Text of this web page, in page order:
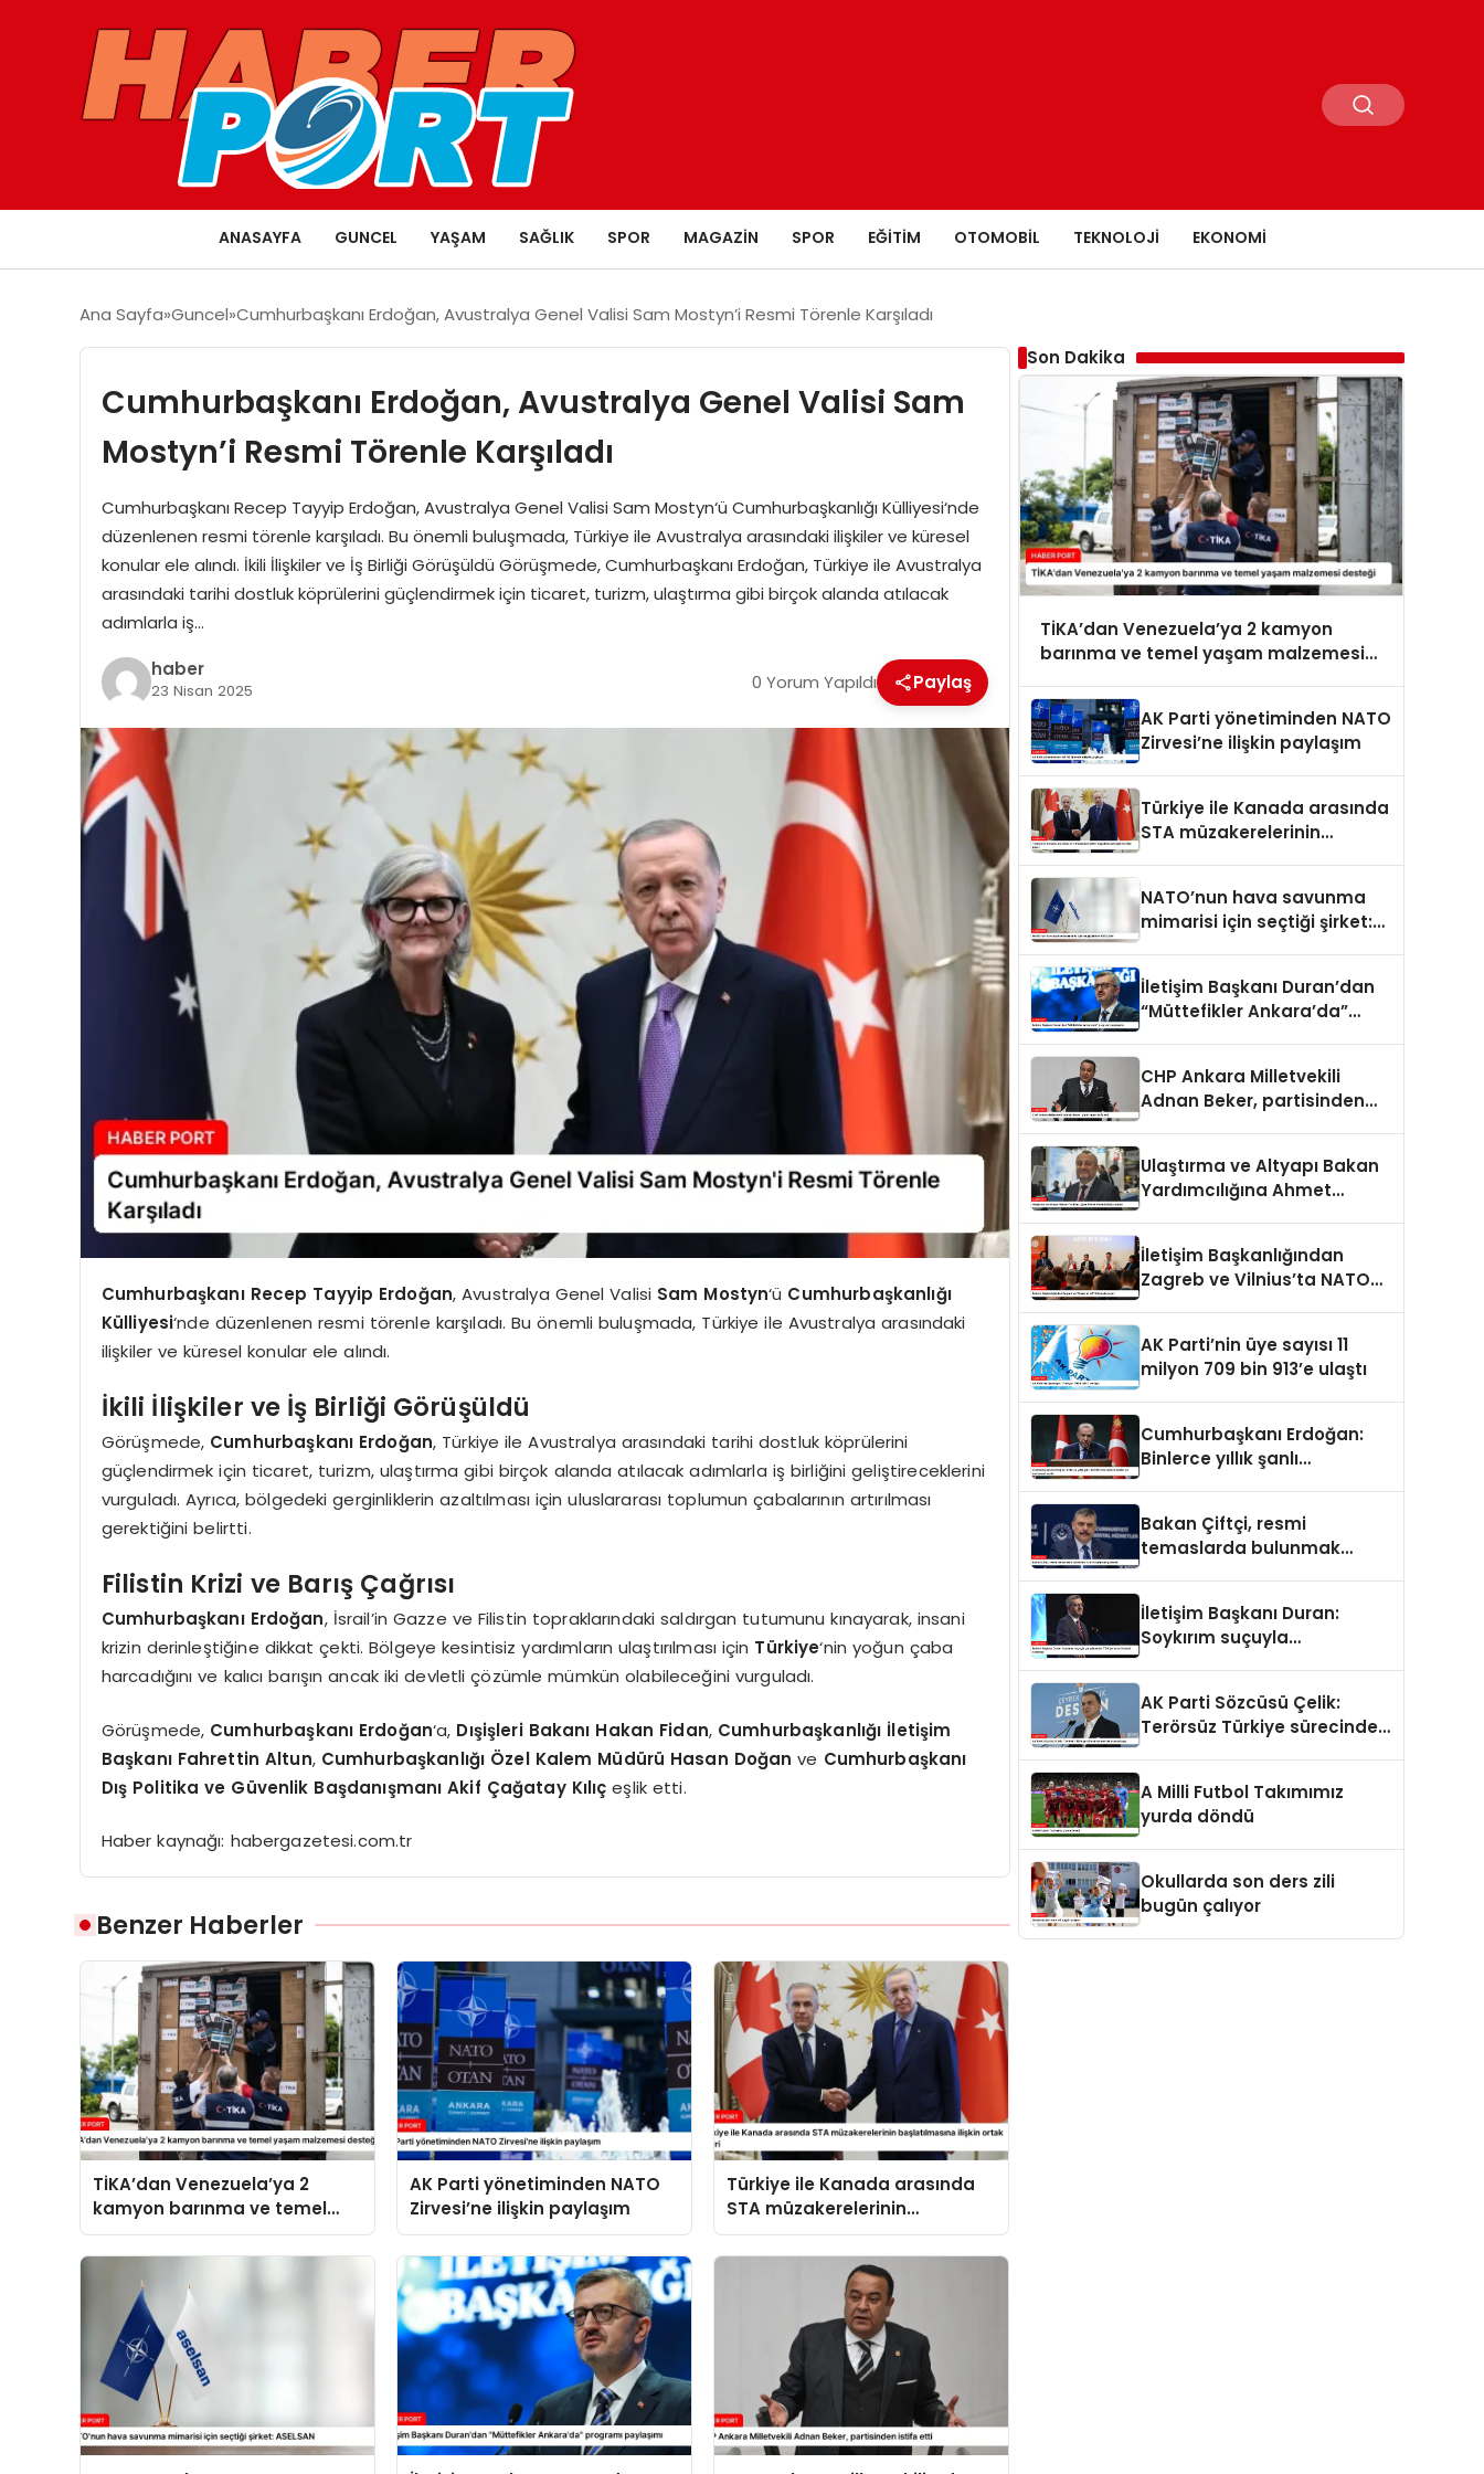
ANASAYFA GUNCEL YAŞAM SAĞLIK SPOR MAGAZIN SPOR EĞITIM OTOMOBIL TEKNOLOJI EKONOMI
Ana Sayfa Guncel Cumhurbaşkanı Erdoğan, Avustralya Genel Valisi Sam Mostyn’i Resmi Törenle Karşıladı
Cumhurbaşkanı Erdoğan, Avustralya Genel Valisi Sam
Mostyn’i Resmi Törenle Karşıladı
Cumhurbaşkanı Recep Tayyip Erdoğan, Avustralya Genel Valisi Sam Mostyn‘ü Cumhurbaşkanlığı Külliyesi‘nde
düzenlenen resmi törenle karşıladı. Bu önemli buluşmada, Türkiye ile Avustralya arasındaki ilişkiler ve küresel
konular ele alındı. İkili İlişkiler ve İş Birliği Görüşüldü Görüşmede, Cumhurbaşkanı Erdoğan, Türkiye ile Avustralya
arasındaki tarihi dostluk köprülerini güçlendirmek için ticaret, turizm, ulaştırma gibi birçok alanda atılacak
adımlarla iş…
haber
23 Nisan 2025 0 Yorum Yapıldı Paylaş
Cumhurbaşkanı Recep Tayyip Erdoğan, Avustralya Genel Valisi Sam Mostyn‘ü Cumhurbaşkanlığı
Külliyesi‘nde düzenlenen resmi törenle karşıladı. Bu önemli buluşmada, Türkiye ile Avustralya arasındaki
ilişkiler ve küresel konular ele alındı.
İkili İlişkiler ve İş Birliği Görüşüldü
Görüşmede, Cumhurbaşkanı Erdoğan, Türkiye ile Avustralya arasındaki tarihi dostluk köprülerini
güçlendirmek için ticaret, turizm, ulaştırma gibi birçok alanda atılacak adımlarla iş birliğini geliştireceklerini
vurguladı. Ayrıca, bölgedeki gerginliklerin azaltılması için uluslararası toplumun çabalarının artırılması
gerektiğini belirtti.
Filistin Krizi ve Barış Çağrısı
Cumhurbaşkanı Erdoğan, İsrail’in Gazze ve Filistin topraklarındaki saldırgan tutumunu kınayarak, insani
krizin derinleştiğine dikkat çekti. Bölgeye kesintisiz yardımların ulaştırılması için Türkiye‘nin yoğun çaba
harcadığını ve kalıcı barışın ancak iki devletli çözümle mümkün olabileceğini vurguladı.
Görüşmede, Cumhurbaşkanı Erdoğan‘a, Dışişleri Bakanı Hakan Fidan, Cumhurbaşkanlığı İletişim
Başkanı Fahrettin Altun, Cumhurbaşkanlığı Özel Kalem Müdürü Hasan Doğan ve Cumhurbaşkanı
Dış Politika ve Güvenlik Başdanışmanı Akif Çağatay Kılıç eşlik etti.
Haber kaynağı: habergazetesi.com.tr
Benzer Haberler
TİKA’dan Venezuela’ya 2
kamyon barınma ve temel
yaşam malzemesi desteği
AK Parti yönetiminden NATO
Zirvesi’ne ilişkin paylaşım
Türkiye ile Kanada arasında
STA müzakerelerinin
başlatılmasına ilişkin ortak
bildiri
Son Dakika
TİKA’dan Venezuela’ya 2 kamyon
barınma ve temel yaşam malzemesi
AK Parti yönetiminden NATO
Zirvesi’ne ilişkin paylaşım
Türkiye ile Kanada arasında
STA müzakerelerinin
NATO’nun hava savunma
mimarisi için seçtiği şirket:
İletişim Başkanı Duran’dan
“Müttefikler Ankara’da”
CHP Ankara Milletvekili
Adnan Beker, partisinden
Ulaştırma ve Altyapı Bakan
Yardımcılığına Ahmet
İletişim Başkanlığından
Zagreb ve Vilnius’ta NATO
AK Parti’nin üye sayısı 11
milyon 709 bin 913’e ulaştı
Cumhurbaşkanı Erdoğan:
Binlerce yıllık şanlı
Bakan Çiftçi, resmi
temaslarda bulunmak
İletişim Başkanı Duran:
Soykırım suçuyla
AK Parti Sözcüsü Çelik:
Terörsüz Türkiye sürecinde
A Milli Futbol Takımımız
yurda döndü
Okullarda son ders zili
bugün çalıyor